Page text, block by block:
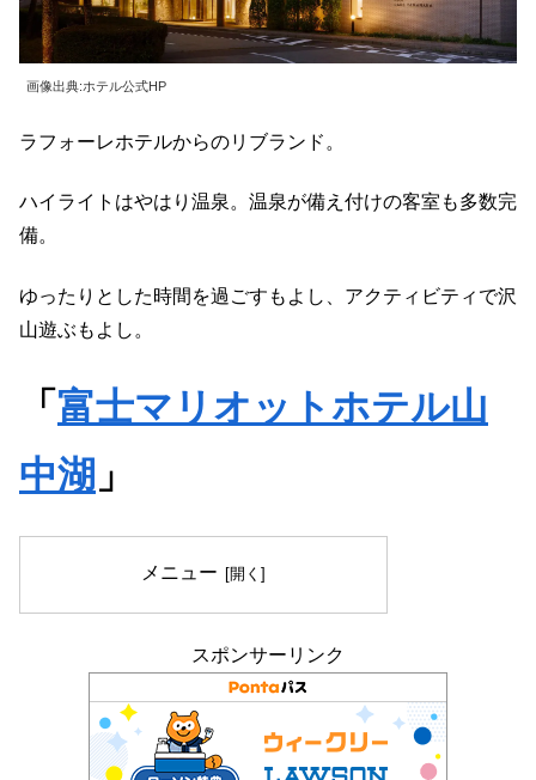
画像出典:ホテル公式HP
ラフォーレホテルからのリブランド。
ハイライトはやはり温泉。温泉が備え付けの客室も多数完
備。
ゆったりとした時間を過ごすもよし、アクティビティで沢
山遊ぶもよし。
「 富士マリオットホテル山
中湖 」
メニュー
スポンサーリンク